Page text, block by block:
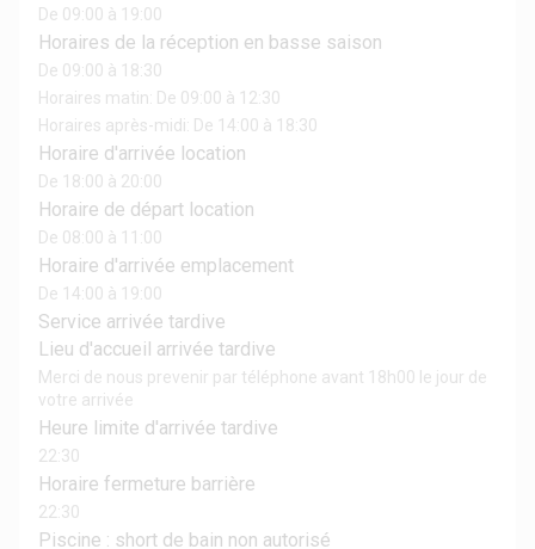
De 09:00 à 19:00
Horaires de la réception en basse saison
De 09:00 à 18:30
Horaires matin: De 09:00 à 12:30
Horaires après-midi: De 14:00 à 18:30
Horaire d'arrivée location
De 18:00 à 20:00
Horaire de départ location
De 08:00 à 11:00
Horaire d'arrivée emplacement
De 14:00 à 19:00
Service arrivée tardive
Lieu d'accueil arrivée tardive
Merci de nous prevenir par téléphone avant 18h00 le jour de
votre arrivée
Heure limite d'arrivée tardive
22:30
Horaire fermeture barrière
22:30
Piscine : short de bain non autorisé